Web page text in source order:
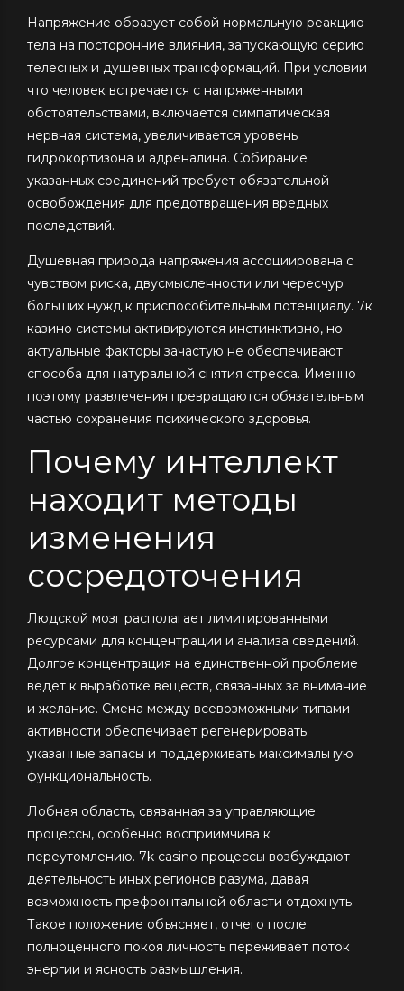
Напряжение образует собой нормальную реакцию
тела на посторонние влияния, запускающую серию
телесных и душевных трансформаций. При условии
что человек встречается с напряженными
обстоятельствами, включается симпатическая
нервная система, увеличивается уровень
гидрокортизона и адреналина. Собирание
указанных соединений требует обязательной
освобождения для предотвращения вредных
последствий.
Душевная природа напряжения ассоциирована с
чувством риска, двусмысленности или чересчур
больших нужд к приспособительным потенциалу. 7к
казино системы активируются инстинктивно, но
актуальные факторы зачастую не обеспечивают
способа для натуральной снятия стресса. Именно
поэтому развлечения превращаются обязательным
частью сохранения психического здоровья.
Почему интеллект
находит методы
изменения
сосредоточения
Людской мозг располагает лимитированными
ресурсами для концентрации и анализа сведений.
Долгое концентрация на единственной проблеме
ведет к выработке веществ, связанных за внимание
и желание. Смена между всевозможными типами
активности обеспечивает регенерировать
указанные запасы и поддерживать максимальную
функциональность.
Лобная область, связанная за управляющие
процессы, особенно восприимчива к
переутомлению. 7k casino процессы возбуждают
деятельность иных регионов разума, давая
возможность префронтальной области отдохнуть.
Такое положение объясняет, отчего после
полноценного покоя личность переживает поток
энергии и ясность размышления.